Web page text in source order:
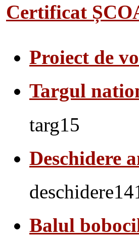
Certificat
Proiect de
Targul
targ15
Deschidere
Balul